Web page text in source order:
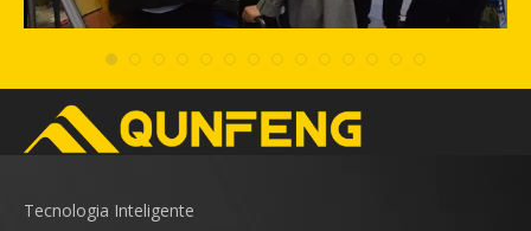
Tecnologia Inteligente